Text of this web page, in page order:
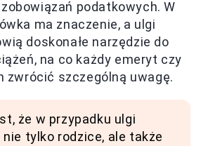
podatkowych. W
ma znaczenie, a ulgi
doskonałe narzędzie do
na co każdy emeryt czy
zwrócić szczególną uwagę.
że w przypadku ulgi
tylko rodzice, ale także